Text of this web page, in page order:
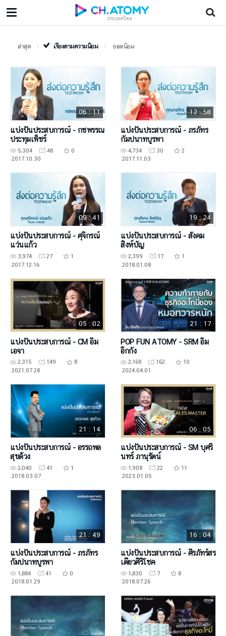
ประเทศไทย
ล่าสุด เรียงตามความนิยม ยอดนิยม
06 : 11
แบ่งปันประสบการณ์ - กชพรรณ
ประทุมเพ็ชร์
5,304 48
0
2017.10.30
12 : 58
แบ่งปันประสบการณ์ - ภรภัทร
กัมปนาทบูรพา
4,734 30
2
2017.11.03
09 : 41
แบ่งปันประสบการณ์ - ศุจิกรณ์
แว่นแก้ว
3,974 27
1
2017.12.16
19 : 24
แบ่งปันประสบการณ์ - สังคม
สิงห์บัญ
2,399 17
1
2018.01.08
05 : 02
แบ่งปันประสบการณ์ - CM อิม
เอจา
2,315 149
8
2021.07.28
21 : 17
POP FUN ATOMY - SRM อิม
อิกกัง
2,168 162
10
2024.04.01
21 : 14
แบ่งปันประสบการณ์ - อรรถพล
สุขด้วง
2,040 41
1
2018.03.07
06 : 05
แบ่งปันประสบการณ์ - SM บุศริ
นทร์ ภานุรัตน์
1,908 22
11
2023.01.05
21 : 49
แบ่งปันประสบการณ์ - ภรภัทร
กัมปนาทบูรพา
1,884 41
0
2018.01.29
16 : 04
แบ่งปันประสบการณ์ - ศิรภัทร์สร
เตียวศิริโชค
1,830 7
8
2018.07.26